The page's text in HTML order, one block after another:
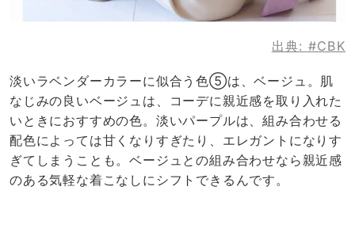
出典: #CBK
淡いラベンダーカラーに似合う色⑤は、ベージュ。肌
なじみの良いベージュは、コーデに親近感を取り入れた
いときにおすすめの色。淡いパープルは、組み合わせる
配色によっては甘くなりすぎたり、エレガントになりす
ぎてしまうことも。ベージュとの組み合わせなら親近感
のある気軽な着こなしにシフトできるんです。